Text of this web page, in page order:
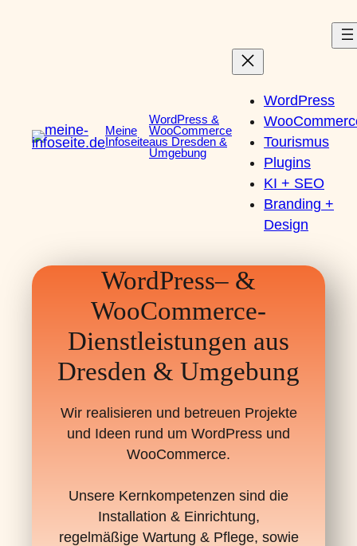
Meine
Infoseite
WordPress &
WooCommerce
aus Dresden &
Umgebung
WordPress
Tourismus
Plugins
KI + SEO
Branding +
Design
WordPress– &
WooCommerce-
Dienstleistungen aus
Dresden & Umgebung
Wir realisieren und betreuen Projekte
und Ideen rund um WordPress und
WooCommerce.
Unsere Kernkompetenzen sind die
Installation & Einrichtung,
regelmäßige Wartung & Pflege, sowie